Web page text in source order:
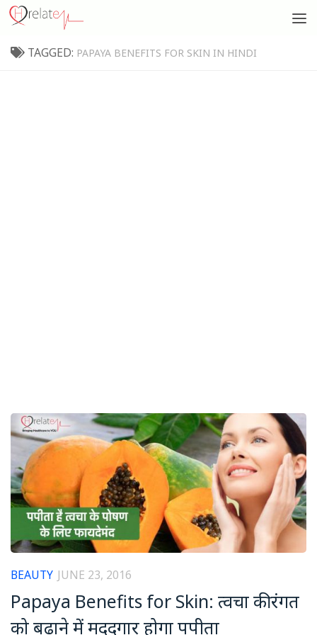
TAGGED: PAPAYA BENEFITS FOR SKIN IN HINDI
BEAUTY JUNE 23, 2016
Papaya Benefits for Skin: त्वचा की रंगत
को बढ़ाने में मददगार होगा पपीता